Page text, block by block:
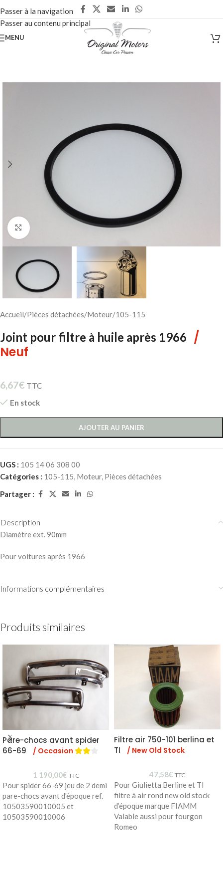
Passer à la navigation
Passer au contenu principal
MENU
Cliquez pour agrandir
Accueil/Pièces détachées/Moteur/105-115
Joint pour filtre à huile après 1966 /
Neuf
6,67€ TTC
En stock
AJOUTER AU PANIER
UGS : 105 14 06 308 00
Catégories : 105-115, Moteur, Pièces détachées
Partager :
Description
Diamètre ext. 90mm
Pour voitures après 1966
Informations complémentaires
Produits similaires
Pare-chocs avant spider
66-69
/ Occasion
1 190,00€ TTC
Pour spider 66-69 jeu de 2 demi
pare-chocs avant d'époque ref.
10503590010005 et
10503590010006
Filtre air 750-101 berlina et
TI
/ New Old Stock
47,58€ TTC
Pour Giulietta Berline et TI
filtre à air rond new old stock
d’époque marque FIAMM
Valable aussi pour fourgon
Romeo